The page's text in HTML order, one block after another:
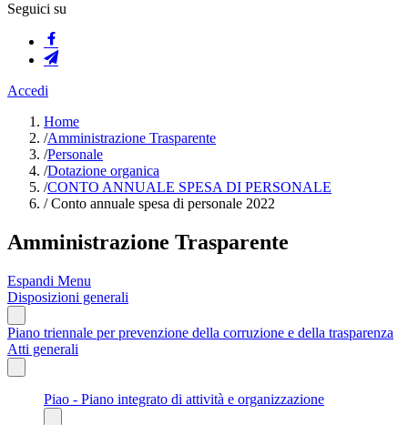
Seguici su
Accedi
Home
/Amministrazione Trasparente
/Personale
/Dotazione organica
/CONTO ANNUALE SPESA DI PERSONALE
/Conto annuale spesa di personale 2022
Amministrazione Trasparente
Espandi Menu
Disposizioni generali
Piano triennale per prevenzione della corruzione e della trasparenza
Atti generali
Piao - Piano integrato di attività e organizzazione